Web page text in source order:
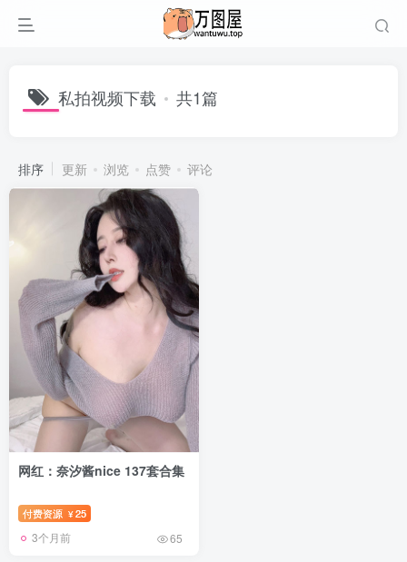
私拍视频下载 共1篇
排序 更新 浏览 点赞 评论
网红：奈汐酱nice 137套合集
付费资源 ¥25
3个月前 65